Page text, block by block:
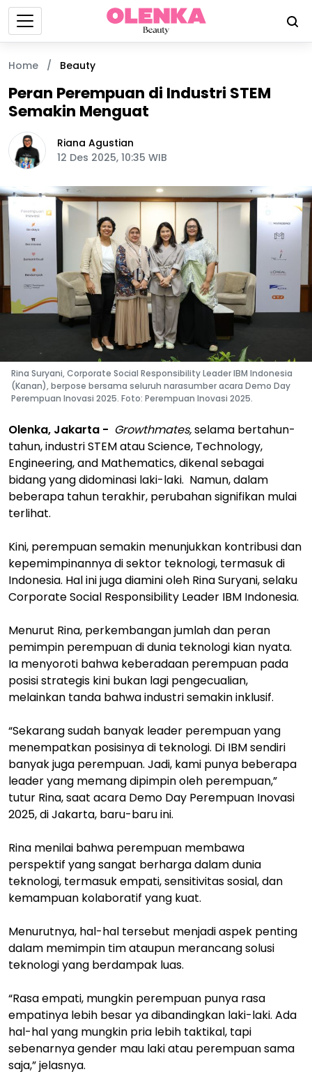
Home / Beauty
Peran Perempuan di Industri STEM
Semakin Menguat
Riana Agustian
12 Des 2025, 10:35 WIB
Rina Suryani, Corporate Social Responsibility Leader IBM Indonesia
(Kanan), berpose bersama seluruh narasumber acara Demo Day
Perempuan Inovasi 2025. Foto: Perempuan Inovasi 2025.
Olenka, Jakarta - Growthmates,selama bertahun-
tahun, industri STEM atau Science, Technology,
Engineering, and Mathematics, dikenal sebagai
bidang yang didominasi laki-laki. Namun, dalam
beberapa tahun terakhir, perubahan signifikan mulai
terlihat.
Kini, perempuan semakin menunjukkan kontribusi dan
kepemimpinannya di sektor teknologi, termasuk di
Indonesia. Hal ini juga diamini oleh Rina Suryani, selaku
Corporate Social Responsibility Leader IBM Indonesia.
Menurut Rina, perkembangan jumlah dan peran
pemimpin perempuan di dunia teknologi kian nyata.
Ia menyoroti bahwa keberadaan perempuan pada
posisi strategis kini bukan lagi pengecualian,
melainkan tanda bahwa industri semakin inklusif.
“Sekarang sudah banyak leader perempuan yang
menempatkan posisinya di teknologi. Di IBM sendiri
banyak juga perempuan. Jadi, kami punya beberapa
leader yang memang dipimpin oleh perempuan,”
tutur Rina, saat acara Demo Day Perempuan Inovasi
2025, di Jakarta, baru-baru ini.
Rina menilai bahwa perempuan membawa
perspektif yang sangat berharga dalam dunia
teknologi, termasuk empati, sensitivitas sosial, dan
kemampuan kolaboratif yang kuat.
Menurutnya, hal-hal tersebut menjadi aspek penting
dalam memimpin tim ataupun merancang solusi
teknologi yang berdampak luas.
“Rasa empati, mungkin perempuan punya rasa
empatinya lebih besar ya dibandingkan laki-laki. Ada
hal-hal yang mungkin pria lebih taktikal, tapi
sebenarnya gender mau laki atau perempuan sama
saja,” jelasnya.